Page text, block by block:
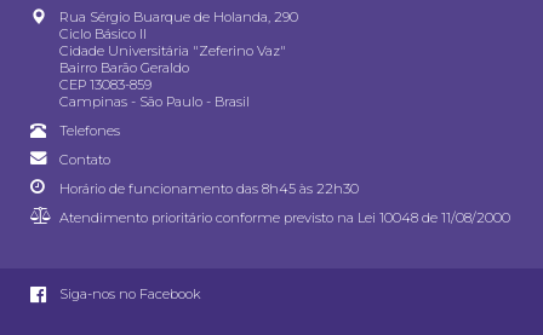
Rua Sérgio Buarque de Holanda, 290
Ciclo Básico II
Cidade Universitária "Zeferino Vaz"
Bairro Barão Geraldo
CEP 13083-859
Campinas - São Paulo - Brasil
Telefones
Contato
Horário de funcionamento das 8h45 às 22h30
Atendimento prioritário conforme previsto na Lei 10048 de 11/08/2000
Siga-nos no Facebook